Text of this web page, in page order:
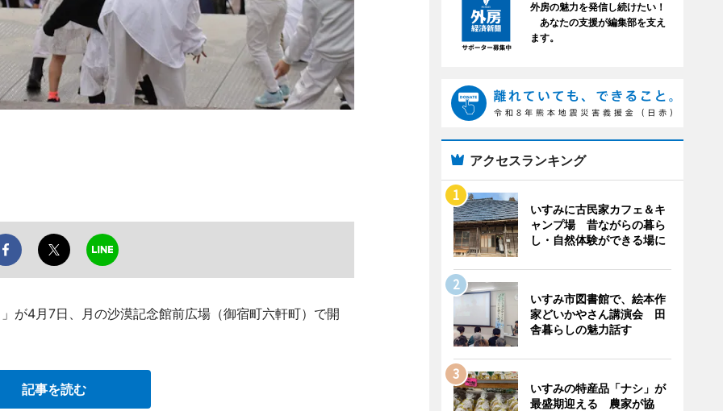
が4月7日、月の沙漠記念館前広場（御宿町六軒町）で開
記事を読む
外房の魅力を発信し続けたい！
あなたの支援が編集部を支え
ます。
アクセスランキング
いすみに古民家カフェ＆キ
ャンプ場 昔ながらの暮ら
し・自然体験ができる場に
いすみ市図書館で、絵本作
家どいかやさん講演会 田
舎暮らしの魅力話す
いすみの特産品「ナシ」が
最盛期迎える 農家が協